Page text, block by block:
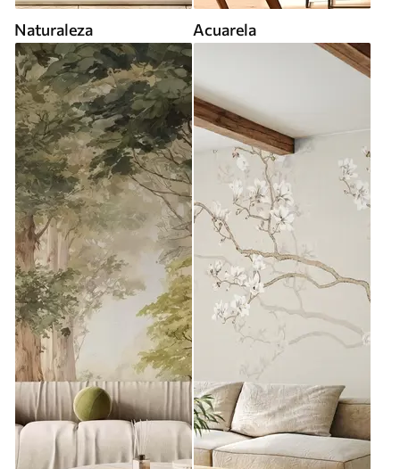
Naturaleza Acuarela